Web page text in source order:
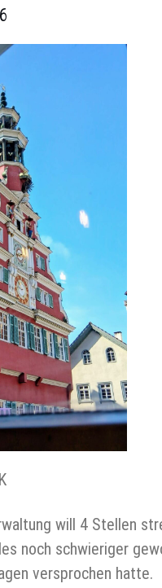
will 4 Stellen
noch schwieriger
versprochen hatte.